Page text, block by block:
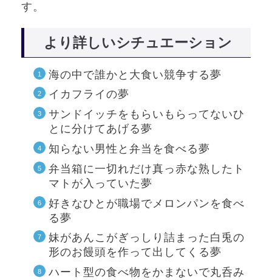
す。
より詳しいシチュエーション
海の中で誰かと大食い競争する夢
イカフライの夢
サンドイッチをもらいもらってないひ
とに分けてあげる夢
知らない男性と弁当を食べる夢
弁当箱に一切れだけ真っ赤な熟したト
マトが入っていた夢
好きなひとが職場でメロンパンを食べ
る夢
妹があんこがぎっしり詰まった白兎の
形のお饅頭を作って出してくる夢
ハート型の食べ物をかまないで丸呑み